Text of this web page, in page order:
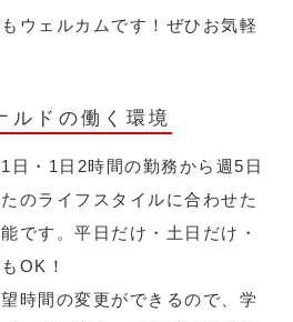
ウェルカムです！ぜひお気軽
ルドの働く環境
日・1日2時間の勤務から週5日
のライフスタイルに合わせた
です。平日だけ・土日だけ・
OK！
時間の変更ができるので、学